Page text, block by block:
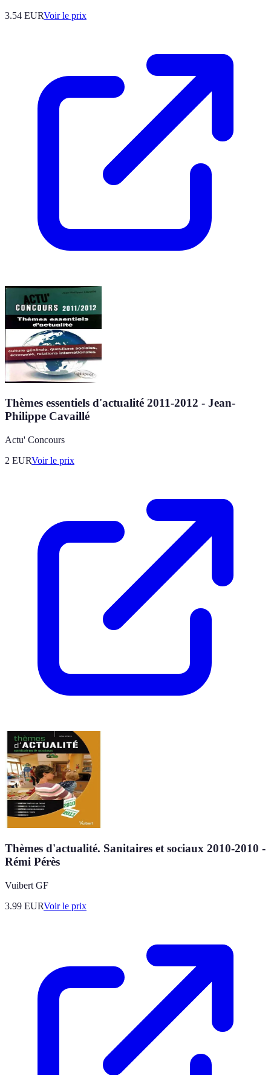
3.54 EURVoir le prix
Thèmes essentiels d'actualité 2011-2012 - Jean-
Philippe Cavaillé
Actu' Concours
2 EURVoir le prix
Thèmes d'actualité. Sanitaires et sociaux 2010-2010 -
Rémi Pérès
Vuibert GF
3.99 EURVoir le prix